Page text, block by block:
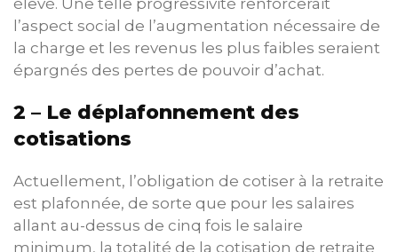
élevé. Une telle progressivité renforcerait
l’aspect social de l’augmentation nécessaire de
la charge et les revenus les plus faibles seraient
épargnés des pertes de pouvoir d’achat.
2 – Le déplafonnement des
cotisations
Actuellement, l’obligation de cotiser à la retraite
est plafonnée, de sorte que pour les salaires
allant au-dessus de cinq fois le salaire
minimum, la totalité de la cotisation de retraite